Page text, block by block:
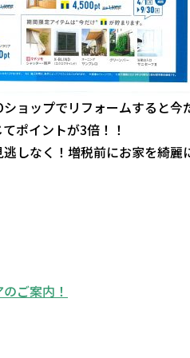
ョップでリフォームすると
ポイントが3倍！！
しなく！増税前にお家を綺
ご案内！